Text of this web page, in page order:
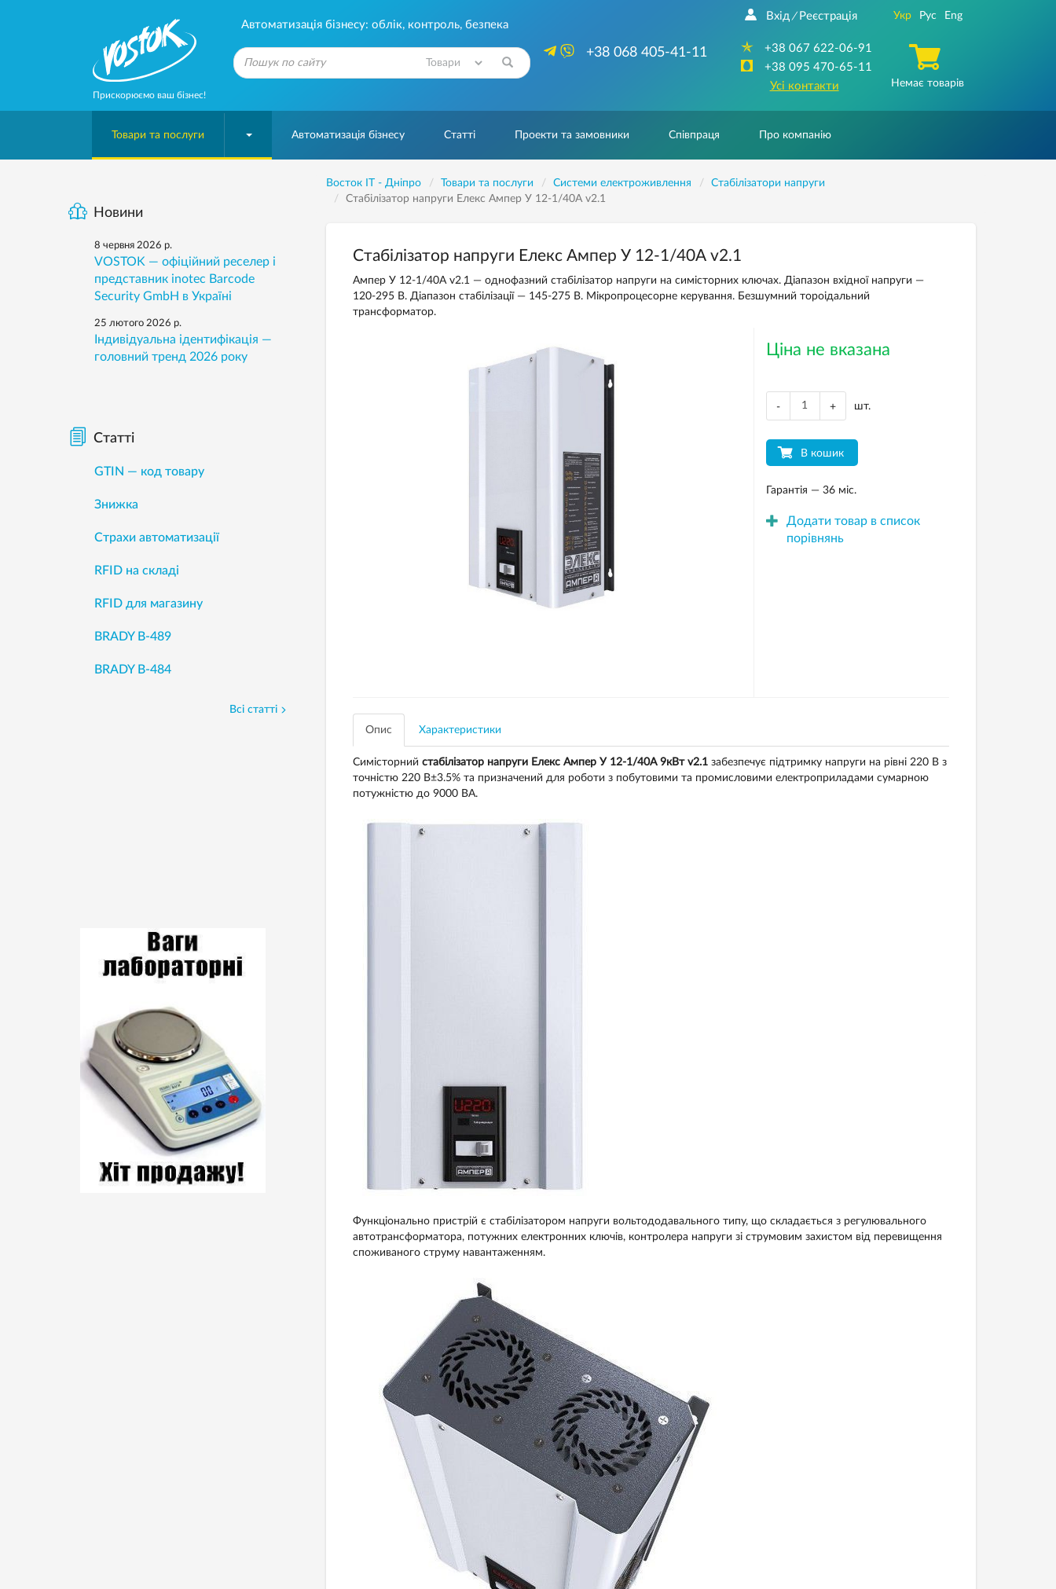
Прискорюємо ваш бізнес!
Автоматизація бізнесу: облік, контроль, безпека
+38 068 405-41-11
Вхід / Реєстрація
+38 067 622-06-91
+38 095 470-65-11
Усі контакти
Укр Рус Eng
Немає товарів
Товари та послуги Автоматизація бізнесу Статті Проекти та замовники Співпраця Про компанію
Восток IT - Дніпро Товари та послуги Системи електроживлення
Стабілізатори напруги
Стабілізатор напруги Елекс Ампер У 12-1/40А v2.1
Стабілізатор напруги Елекс Ампер У 12-1/40А v2.1
Ампер У 12-1/40А v2.1 — однофазний стабілізатор напруги на симісторних ключах. Діапазон вхідної напруги —
120-295 В. Діапазон стабілізації — 145-275 В. Мікропроцесорне керування. Безшумний тороідальний
трансформатор.
Ціна не вказана
- + шт.
В кошик
Гарантія — 36 міс.
Додати товар в список
порівнянь
Опис Характеристики
Симісторний стабілізатор напруги Елекс Ампер У 12-1/40А 9кВт v2.1забезпечує підтримку напруги на рівні 220 В з
точністю 220 В±3.5% та призначений для роботи з побутовими та промисловими електроприладами сумарною
потужністю до 9000 ВА.
Функціонально пристрій є стабілізатором напруги вольтододавального типу, що складається з регулювального
автотрансформатора, потужних електронних ключів, контролера напруги зі струмовим захистом від перевищення
споживаного струму навантаженням.
Новини
8 червня 2026 р.
VOSTOK — офіційний реселер і
представник inotec Barcode
Security GmbH в Україні
25 лютого 2026 р.
Індивідуальна ідентифікація —
головний тренд 2026 року
Статті
GTIN — код товару
Знижка
Страхи автоматизації
RFID на складі
RFID для магазину
BRADY B-489
BRADY B-484
Всі статті